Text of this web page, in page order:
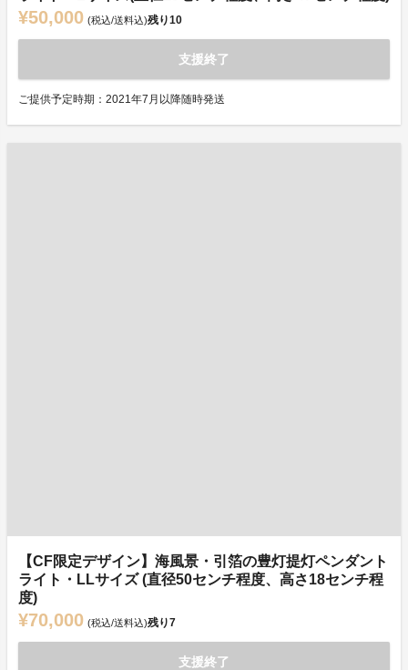
¥50,000 (税込/送料込)残り10
支援終了
ご提供予定時期：2021年7月以降随時発送
【CF限定デザイン】海風景・引箔の豊灯提灯ペンダント
ライト・LLサイズ (直径50センチ程度、高さ18センチ程
度)
¥70,000 (税込/送料込)残り7
支援終了